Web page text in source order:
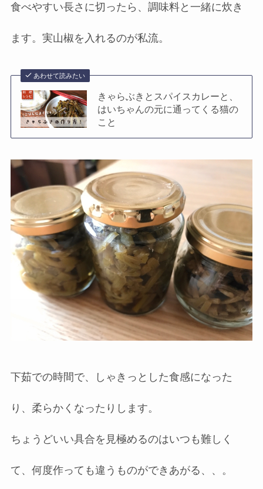
食べやすい長さに切ったら、調味料と一緒に炊き
ます。実山椒を入れるのが私流。
あわせて読みたい
きゃらぶきとスパイスカレーと、
はいちゃんの元に通ってくる猫の
こと
下茹での時間で、しゃきっとした食感になった
り、柔らかくなったりします。
ちょうどいい具合を見極めるのはいつも難しく
て、何度作っても違うものができあがる、、。